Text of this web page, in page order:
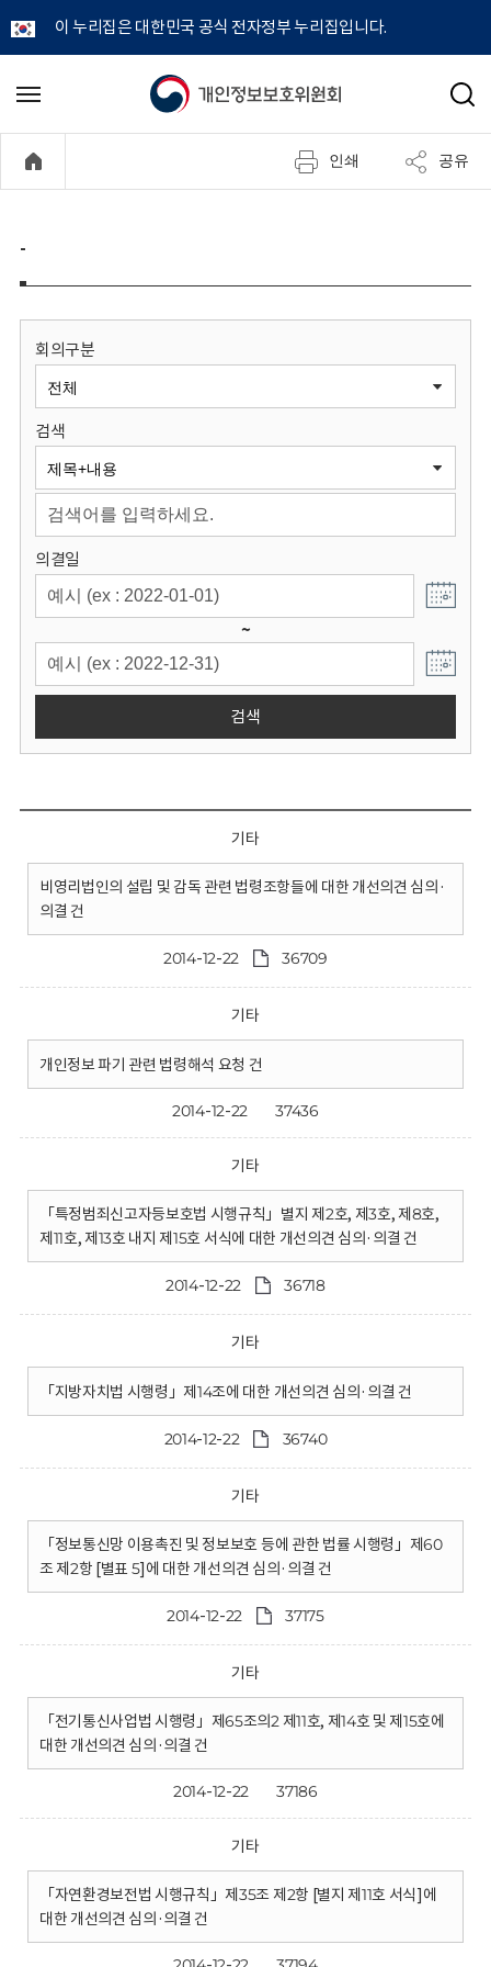
이 누리집은 대한민국 공식 전자정부 누리집입니다.
개
정
보
원
회
메
기
검
인쇄 공유
-
회의구분
검색
의결일
~
검색
기타
비영리법인의 설립 및 감독 관련 법령조항들에 대한 개선의견 심의·
의결 건
2014-12-22 36709
기타
개인정보 파기 관련 법령해석 요청 건
2014-12-22 37436
기타
「특정범죄신고자등보호법 시행규칙」별지 제2호, 제3호, 제8호,
제11호, 제13호 내지 제15호 서식에 대한 개선의견 심의·의결 건
2014-12-22 36718
기타
「지방자치법 시행령」제14조에 대한 개선의견 심의·의결 건
2014-12-22 36740
기타
「정보통신망 이용촉진 및 정보보호 등에 관한 법률 시행령」제60
조 제2항 [별표 5]에 대한 개선의견 심의·의결 건
2014-12-22 37175
기타
「전기통신사업법 시행령」제65조의2 제11호, 제14호 및 제15호에
대한 개선의견 심의·의결 건
2014-12-22 37186
기타
「자연환경보전법 시행규칙」제35조 제2항 [별지 제11호 서식]에
대한 개선의견 심의·의결 건